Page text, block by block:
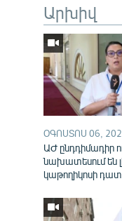
Արխիվ
ՕԳՈՍՏՈՍ 06,
ԱԺ ընդդիմադիր
նախատեսում են
կաթողիկոսի